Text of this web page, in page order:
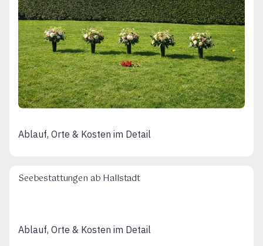
Ablauf, Orte & Kosten im Detail
Seebestattungen ab Hallstadt
Ablauf, Orte & Kosten im Detail